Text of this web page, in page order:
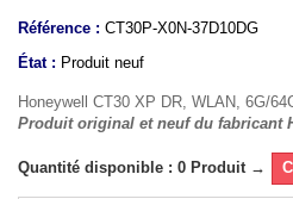
Référence : CT30P-X0N-37D10DG
État : Produit neuf
Honeywell CT30 XP DR, WLAN, 6G/
Produit original et neuf du fabricant
Quantité disponible : 0 Produit →